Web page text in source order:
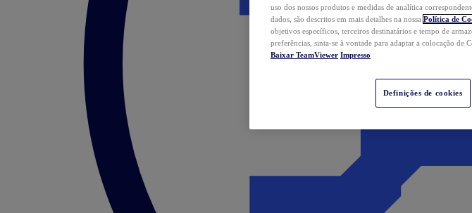
uso dos nossos produtos e medidas de analítica
dados, são descritos em mais detalhes na nossa Política de
objetivos específicos, terceiros destinatários e tempo de
preferências, sinta-se à vontade para adaptar a colocação de
Baixar TeamViewer Impresso
Definições de cookies